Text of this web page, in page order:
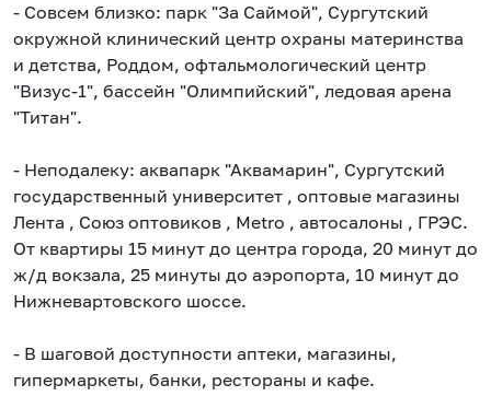
- Совсем близко: парк "За Саймой", Сургутский
окружной клинический центр охраны материнства
и детства, Роддом, офтальмологический центр
"Визус-1", бассейн "Олимпийский", ледовая арена
"Титан".
- Неподалеку: аквапарк "Аквамарин", Сургутский
государственный университет , оптовые магазины
Лента , Союз оптовиков , Metro , автосалоны , ГРЭС.
От квартиры 15 минут до центра города, 20 минут до
ж/д вокзала, 25 минуты до аэропорта, 10 минут до
Нижневартовского шоссе.
- В шаговой доступности аптеки, магазины,
гипермаркеты, банки, рестораны и кафе.​